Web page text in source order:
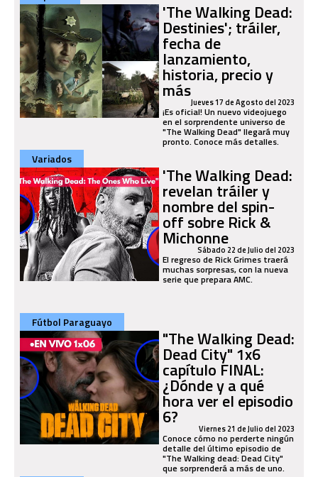
'The Walking Dead:
Destinies'; tráiler,
fecha de
lanzamiento,
historia, precio y
másJueves 17 de Agosto del 2023
¡Es oficial! Un nuevo videojuego
en el sorprendente universo de
"The Walking Dead" llegará muy
pronto. Conoce más detalles.
Variados
'The Walking Dead:
revelan tráiler y
nombre del spin-
off sobre Rick &
MichonneSábado 22 de Julio del 2023
El regreso de Rick Grimes traerá
muchas sorpresas, con la nueva
serie que prepara AMC.
Fútbol Paraguayo
"The Walking Dead:
Dead City" 1x6
capítulo FINAL:
¿Dónde y a qué
hora ver el episodio
6? Viernes 21 de Julio del 2023
Conoce cómo no perderte ningún
detalle del último episodio de
"The Walking dead: Dead City"
que sorprenderá a más de uno.